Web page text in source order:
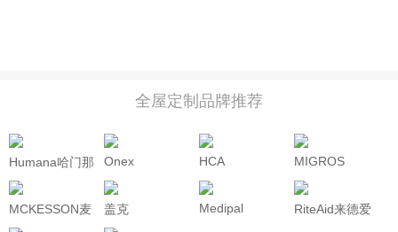
全屋定制品牌推荐
Humana哈门那 Onex HCA MIGROS
MCKESSON麦
克森
盖克 Medipal RiteAid来德爱